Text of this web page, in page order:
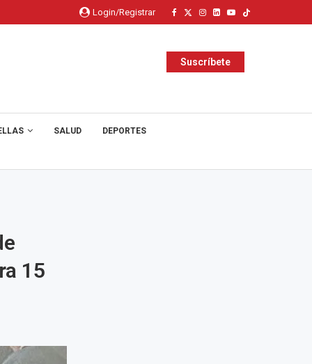
Login/Registrar
Suscríbete
SALUD DEPORTES
15